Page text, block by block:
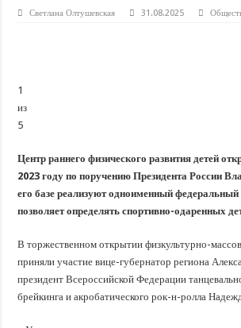
Светлана Олтушевская 31.08.2025
1
из
5
Центр раннего физического развития детей
2023 году по поручению Президента России
его базе реализуют одноименный
позволяет определять спортивно-одаренных
В торжественном открытии физкультурно-
приняли участие вице-губернатор региона
президент Всероссийской Федерации
брейкинга и акробатического рок-н-ролла